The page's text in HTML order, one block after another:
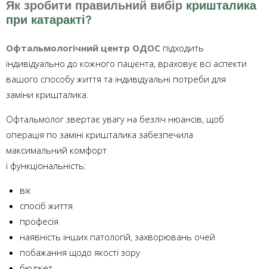
Як зробити правильний вибір кришталика
при катаракті?
Офтальмологічний центр ОДОС підходить
індивідуально до кожного пацієнта, враховує всі аспекти
вашого способу життя та індивідуальні потреби для
заміни кришталика.
Офтальмолог звертає увагу на безліч нюансів, щоб
операція по заміні кришталика забезпечила
максимальний комфорт
і функціональність:
вік
спосіб життя
професія
наявність інших патологій, захворювань очей
побажання щодо якості зору